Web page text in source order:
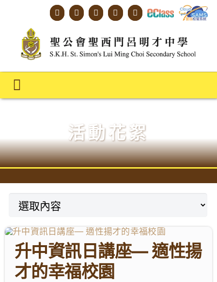
content
Toggle
明才人學習藍圖
明才人成長階梯
教師專業社群
學生成就與學校活動
我們的聯繫
活動花絮
升中資訊日講座— 適性揚
才的幸福校園